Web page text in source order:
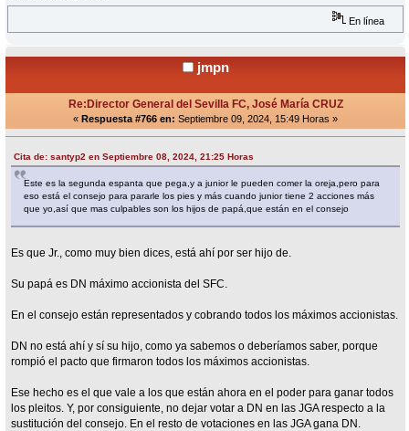
En línea
jmpn
Re:Director General del Sevilla FC, José María CRUZ
« Respuesta #766 en: Septiembre 09, 2024, 15:49 Horas »
Cita de: santyp2 en Septiembre 08, 2024, 21:25 Horas
Este es la segunda espanta que pega,y a junior le pueden comer la oreja,pero para
eso está el consejo para pararle los pies y más cuando junior tiene 2 acciones más
que yo,así que mas culpables son los hijos de papá,que están en el consejo
Es que Jr., como muy bien dices, está ahí por ser hijo de.
Su papá es DN máximo accionista del SFC.
En el consejo están representados y cobrando todos los máximos accionistas.
DN no está ahí y sí su hijo, como ya sabemos o deberíamos saber, porque
rompió el pacto que firmaron todos los máximos accionistas.
Ese hecho es el que vale a los que están ahora en el poder para ganar todos
los pleitos. Y, por consiguiente, no dejar votar a DN en las JGA respecto a la
sustitución del consejo. En el resto de votaciones en las JGA gana DN.